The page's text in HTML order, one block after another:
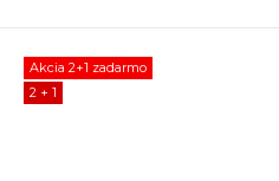
Akcia 2+1 zadarmo
2 + 1